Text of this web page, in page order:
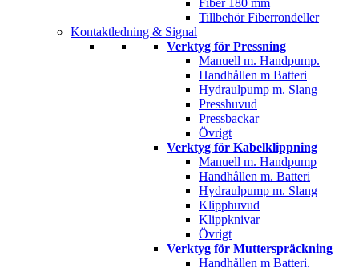
Tillbehör Fiberrondeller
Kontaktledning & Signal
Verktyg för Pressning
Manuell m. Handpump.
Handhållen m Batteri
Hydraulpump m. Slang
Presshuvud
Pressbackar
Övrigt
Verktyg för Kabelklippning
Manuell m. Handpump
Handhållen m. Batteri
Hydraulpump m. Slang
Klipphuvud
Klippknivar
Övrigt
Verktyg för Mutterspräckning
Handhållen m Batteri.